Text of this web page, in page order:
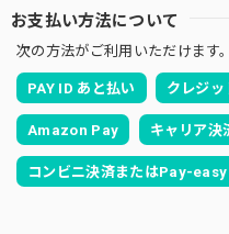
お支払い方法について
次の方法がご利用いただけます。
PAY ID あと払い クレジッ
Amazon Pay キャリア決
コンビニ決済またはPay-easy